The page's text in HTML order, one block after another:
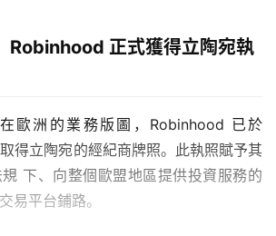
Robinhood 正式獲得立陶宛執
歐洲的業務版圖，Robinhood 已於
得立陶宛的經紀商牌照。此執照賦予其
下、向整個歐盟地區提供投資服務的
易平台鋪路。